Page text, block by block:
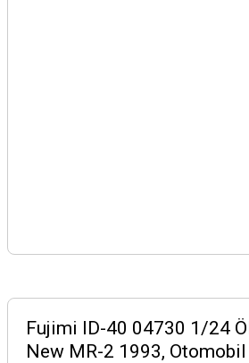
Fujimi ID-40 04730 1/24
New MR-2 1993,